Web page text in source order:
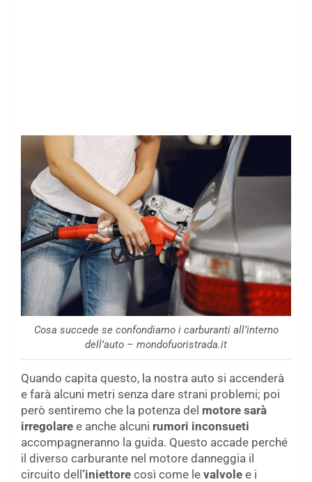
Cosa succede se confondiamo i carburanti all’interno
dell’auto – mondofuoristrada.it
Quando capita questo, la nostra auto si accenderà
e farà alcuni metri senza dare strani problemi; poi
però sentiremo che la potenza del motore sarà
irregolare e anche alcuni rumori inconsueti
accompagneranno la guida. Questo accade perché
il diverso carburante nel motore danneggia il
circuito dell‘iniettore così come le valvole e i